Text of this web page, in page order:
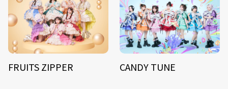
FRUITS ZIPPER CANDY TUNE